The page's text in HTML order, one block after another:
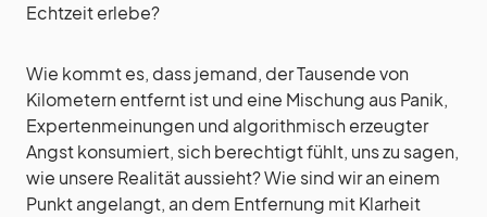
Echtzeit erlebe?
Wie kommt es, dass jemand, der Tausende von
Kilometern entfernt ist und eine Mischung aus Panik,
Expertenmeinungen und algorithmisch erzeugter
Angst konsumiert, sich berechtigt fühlt, uns zu sagen,
wie unsere Realität aussieht? Wie sind wir an einem
Punkt angelangt, an dem Entfernung mit Klarheit